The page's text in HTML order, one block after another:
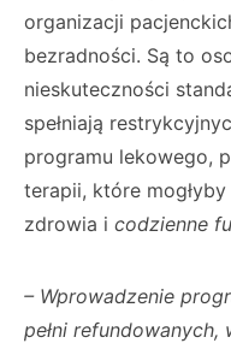
organizacji
bezradności. Są to
nieskuteczności
spełniają
programu lekowego,
terapii, które
zdrowia i codzienne
– Wprowadzenie
pełni